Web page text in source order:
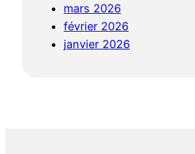
mars 2026
février 2026
janvier 2026